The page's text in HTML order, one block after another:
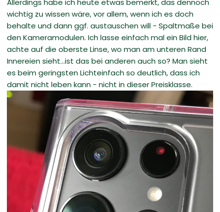
wichtig zu wissen wäre, vor allem, wenn ich es doch
behalte und dann ggf. austauschen will - Spaltmaße bei
den Kameramodulen. Ich lasse einfach mal ein Bild hier,
achte auf die oberste Linse, wo man am unteren Rand
Innereien sieht...ist das bei anderen auch so? Man sieht
es beim geringsten Lichteinfach so deutlich, dass ich
damit nicht leben kann - nicht in dieser Preisklasse.